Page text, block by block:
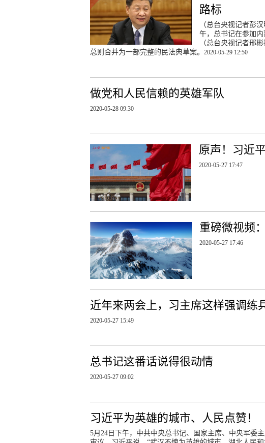
路标
（总台央视记者彭
午，总书记在参加内
（总台央视记者邢
总则合并为一部完整的民法典草案。 2020-05-29 12:50
做党和人民信赖的英雄军队
2020-05-28 09:30
原声！习近
2020-05-27 17:47
重磅微视频
2020-05-27 17:46
近年来两会上，习主席这样强调练
2020-05-27 15:49
总书记这番话说得很动情
2020-05-27 09:02
习近平为英雄的城市、人民点赞！
5月24日下午，中共中央总书记、国家主席、中央军委